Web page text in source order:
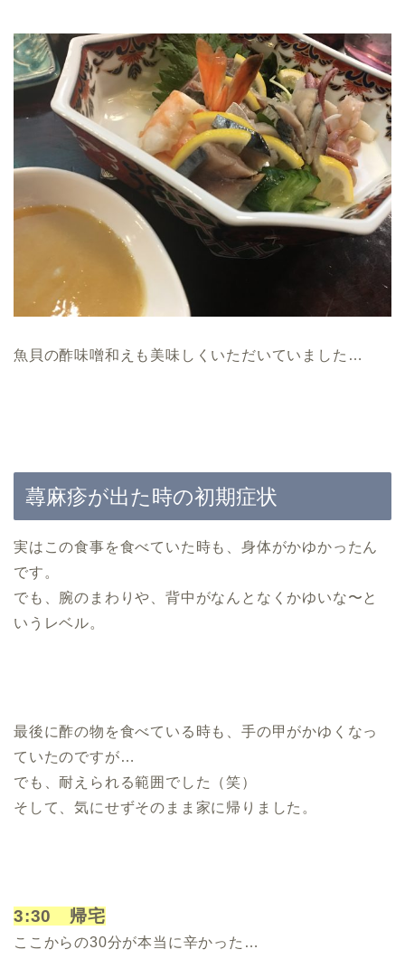
魚貝の酢味噌和えも美味しくいただいていました…
蕁麻疹が出た時の初期症状
実はこの食事を食べていた時も、身体がかゆかったん
です。
でも、腕のまわりや、背中がなんとなくかゆいな〜と
いうレベル。
最後に酢の物を食べている時も、手の甲がかゆくなっ
ていたのですが…
でも、耐えられる範囲でした（笑）
そして、気にせずそのまま家に帰りました。
3:30 帰宅
ここからの30分が本当に辛かった…